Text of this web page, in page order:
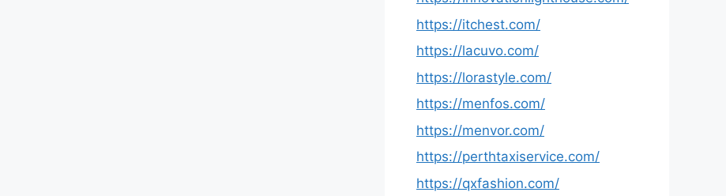
https://itchest.com/
https://lacuvo.com/
https://lorastyle.com/
https://menfos.com/
https://menvor.com/
https://perthtaxiservice.com/
https://qxfashion.com/